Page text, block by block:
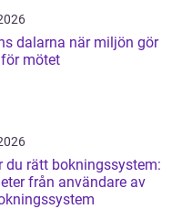
när miljön gör
mötet
du rätt bokningssystem:
från användare av